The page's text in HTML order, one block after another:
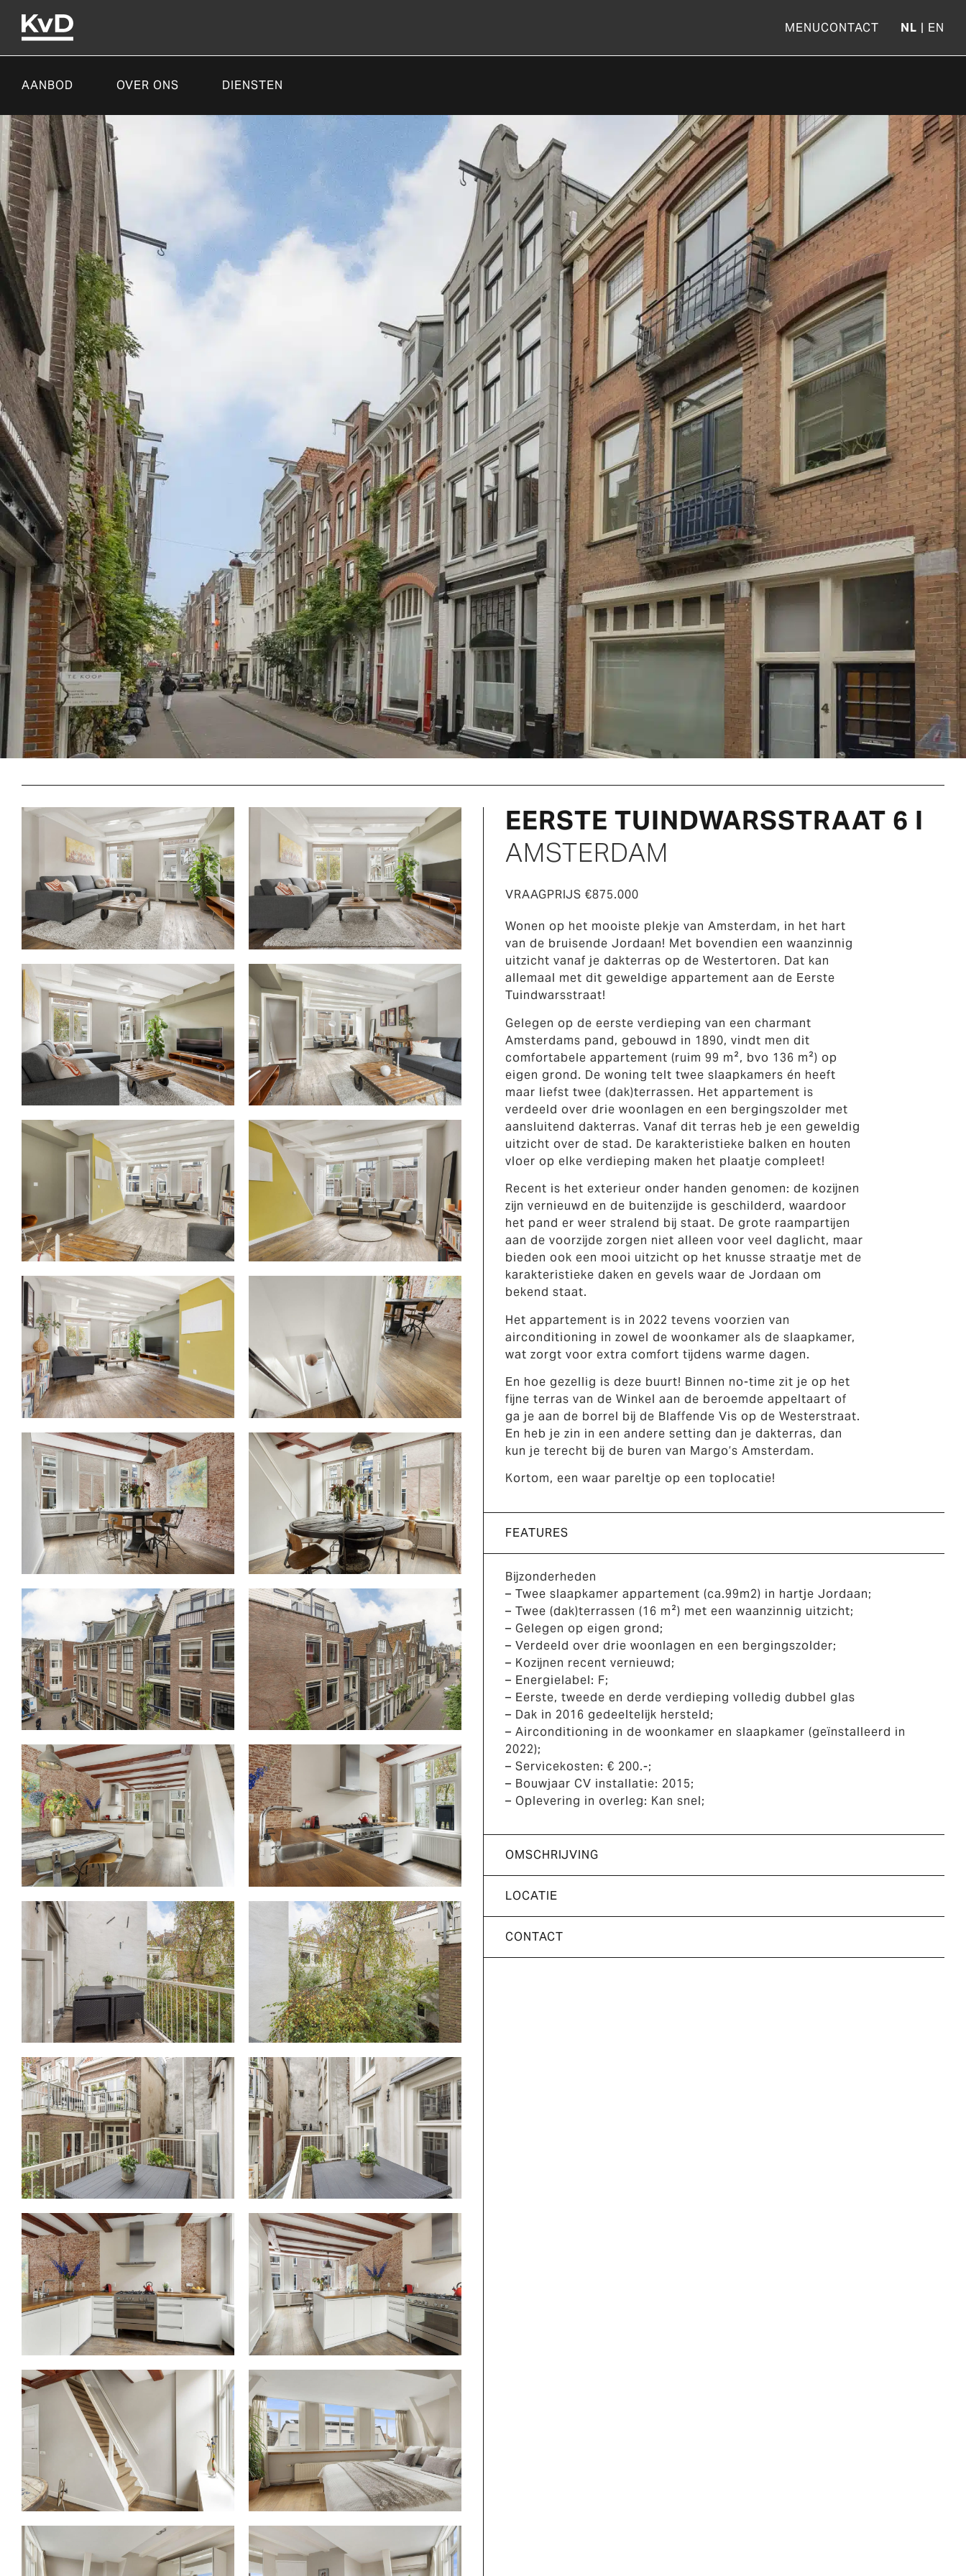
MENUCONTACT NL EN
AANBOD OVER ONS DIENSTEN
EERSTE TUINDWARSSTRAAT 6 I
AMSTERDAM
VRAAGPRIJS €875.000
Wonen op het mooiste plekje van Amsterdam, in het hart
van de bruisende Jordaan! Met bovendien een waanzinnig
uitzicht vanaf je dakterras op de Westertoren. Dat kan
allemaal met dit geweldige appartement aan de Eerste
Tuindwarsstraat!
Gelegen op de eerste verdieping van een charmant
Amsterdams pand, gebouwd in 1890, vindt men dit
comfortabele appartement (ruim 99 m², bvo 136 m²) op
eigen grond. De woning telt twee slaapkamers én heeft
maar liefst twee (dak)terrassen. Het appartement is
verdeeld over drie woonlagen en een bergingszolder met
aansluitend dakterras. Vanaf dit terras heb je een geweldig
uitzicht over de stad. De karakteristieke balken en houten
vloer op elke verdieping maken het plaatje compleet!
Recent is het exterieur onder handen genomen: de kozijnen
zijn vernieuwd en de buitenzijde is geschilderd, waardoor
het pand er weer stralend bij staat. De grote raampartijen
aan de voorzijde zorgen niet alleen voor veel daglicht, maar
bieden ook een mooi uitzicht op het knusse straatje met de
karakteristieke daken en gevels waar de Jordaan om
bekend staat.
Het appartement is in 2022 tevens voorzien van
airconditioning in zowel de woonkamer als de slaapkamer,
wat zorgt voor extra comfort tijdens warme dagen.
En hoe gezellig is deze buurt! Binnen no-time zit je op het
fijne terras van de Winkel aan de beroemde appeltaart of
ga je aan de borrel bij de Blaffende Vis op de Westerstraat.
En heb je zin in een andere setting dan je dakterras, dan
kun je terecht bij de buren van Margo’s Amsterdam.
Kortom, een waar pareltje op een toplocatie!
FEATURES
Bijzonderheden
– Twee slaapkamer appartement (ca.99m2) in hartje Jordaan;
– Twee (dak)terrassen (16 m²) met een waanzinnig uitzicht;
– Gelegen op eigen grond;
– Verdeeld over drie woonlagen en een bergingszolder;
– Kozijnen recent vernieuwd;
– Energielabel: F;
– Eerste, tweede en derde verdieping volledig dubbel glas
– Dak in 2016 gedeeltelijk hersteld;
– Airconditioning in de woonkamer en slaapkamer (geïnstalleerd in
2022);
– Servicekosten: € 200.-;
– Bouwjaar CV installatie: 2015;
– Oplevering in overleg: Kan snel;
OMSCHRIJVING
LOCATIE
CONTACT